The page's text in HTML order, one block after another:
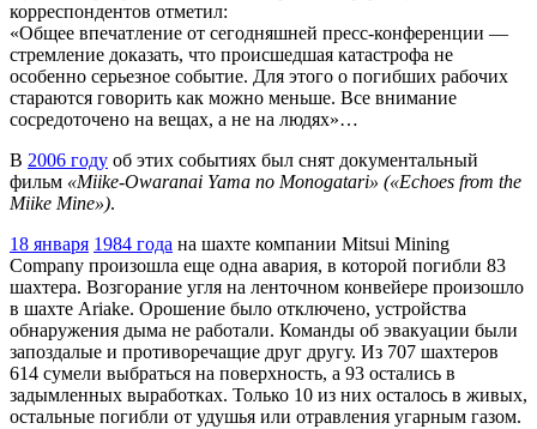
корреспондентов отметил:
«Общее впечатление от сегодняшней пресс-конференции —
стремление доказать, что происшедшая катастрофа не
особенно серьезное событие. Для этого о погибших рабочих
стараются говорить как можно меньше. Все внимание
сосредоточено на вещах, а не на людях»…
В 2006 году об этих событиях был снят документальный
фильм «Miike-Owaranai Yama no Monogatari» («Echoes from the
Miike Mine»).
18 января 1984 года на шахте компании Mitsui Mining
Company произошла еще одна авария, в которой погибли 83
шахтера. Возгорание угля на ленточном конвейере произошло
в шахте Ariake. Орошение было отключено, устройства
обнаружения дыма не работали. Команды об эвакуации были
запоздалые и противоречащие друг другу. Из 707 шахтеров
614 сумели выбраться на поверхность, а 93 остались в
задымленных выработках. Только 10 из них осталось в живых,
остальные погибли от удушья или отравления угарным газом.